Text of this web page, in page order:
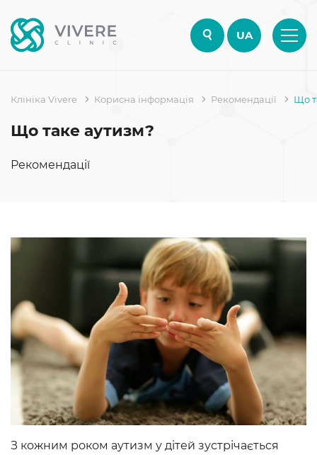
UA
Клініка Vivere Корисна інформація Рекомендації Що
Що таке аутизм?
Рекомендації
З кожним роком аутизм у дітей зустрічається